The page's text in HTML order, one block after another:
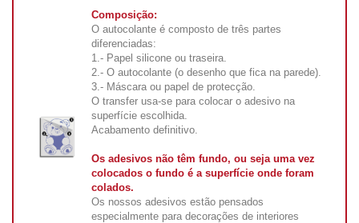
Composição:
O autocolante é composto de três partes
diferenciadas:
1.- Papel silicone ou traseira.
2.- O autocolante (o desenho que fica na parede).
3.- Máscara ou papel de protecção.
O transfer usa-se para colocar o adesivo na
superfície escolhida.
Acabamento definitivo.
Os adesivos não têm fundo, ou seja uma vez
colocados o fundo é a superfície onde foram
colados.
Os nossos adesivos estão pensados
especialmente para decorações de interiores